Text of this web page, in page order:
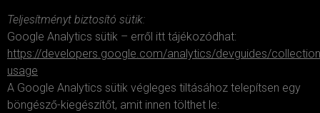
Teljesítményt biztosító sütik:
Google Analytics sütik – erről itt tájékozódhat:
https://developers.google.com/analytics/devguides/
usage
A Google Analytics sütik végleges tiltásához telepítsen egy
böngésző-kiegészítőt, amit innen tölthet le: